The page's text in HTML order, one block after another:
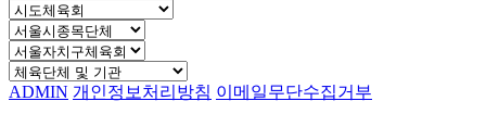
ADMIN 개인정보처리방침 이메일무단수집거부